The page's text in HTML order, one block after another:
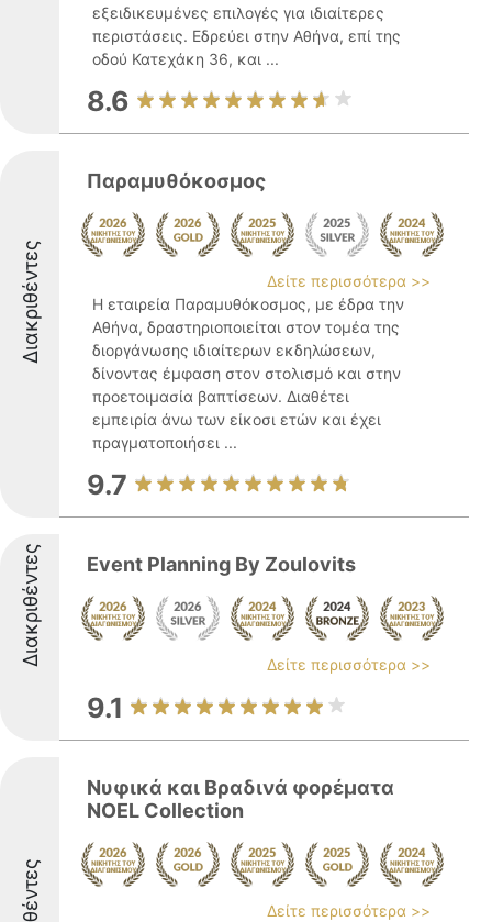
εξειδικευμένες επιλογές για ιδιαίτερες
περιστάσεις. Εδρεύει στην Αθήνα, επί της
οδού Κατεχάκη 36, και ...
8.6
Διακριθέντες
Παραμυθόκοσμος
Δείτε περισσότερα >>
Η εταιρεία Παραμυθόκοσμος, με έδρα την
Αθήνα, δραστηριοποιείται στον τομέα της
διοργάνωσης ιδιαίτερων εκδηλώσεων,
δίνοντας έμφαση στον στολισμό και στην
προετοιμασία βαπτίσεων. Διαθέτει
εμπειρία άνω των είκοσι ετών και έχει
πραγματοποιήσει ...
9.7
Διακριθέντες Event Planning By Zoulovits
Δείτε περισσότερα >>
9.1
Νυφικά και Βραδινά φορέματα
NOEL Collection
Δείτε περισσότερα >>